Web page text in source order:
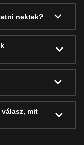
nektek?
mit